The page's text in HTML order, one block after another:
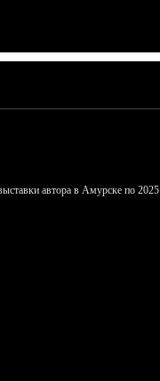
автора в Амурске по 2025